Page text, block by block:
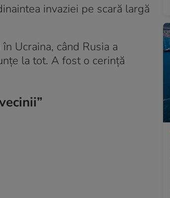
invaziei pe scară largă
Ucraina, când Rusia a
la tot. A fost o cerință